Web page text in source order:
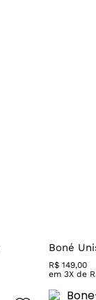
Boné
R$ 149,00
em 3X de